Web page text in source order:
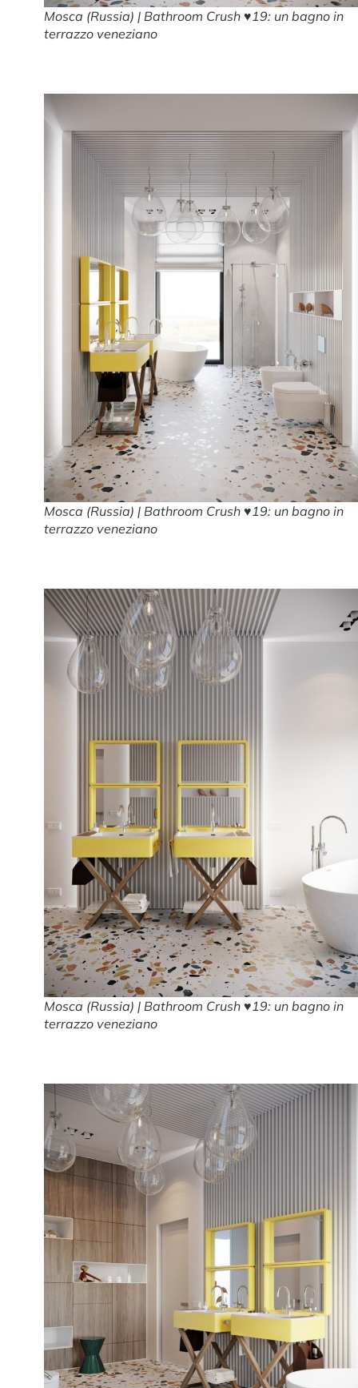
Mosca (Russia) | Bathroom Crush ♥19: un bagno in
terrazzo veneziano
Mosca (Russia) | Bathroom Crush ♥19: un bagno in
terrazzo veneziano
Mosca (Russia) | Bathroom Crush ♥19: un bagno in
terrazzo veneziano